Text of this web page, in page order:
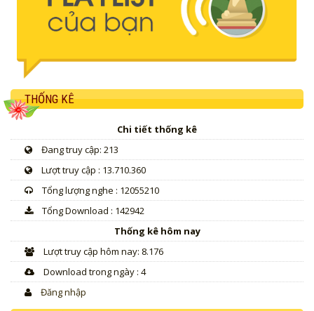
THỐNG KÊ
Chi tiết thống kê
Đang truy cập: 213
Lượt truy cập : 13.710.360
Tổng lượng nghe : 12055210
Tổng Download : 142942
Thống kê hôm nay
Lượt truy cập hôm nay: 8.176
Download trong ngày : 4
Đăng nhập